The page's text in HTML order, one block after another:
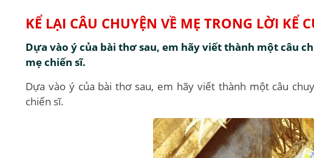
KỂ LẠI CÂU CHUYỆN VỀ MẸ TRONG LỜI KỂ
Dựa vào ý của bài thơ sau, em hãy viết thành một câu
mẹ chiến sĩ.
Dựa vào ý của bài thơ sau, em hãy viết thành một câu
chiến sĩ.